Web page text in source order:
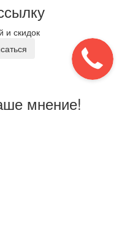
и скидок
мнение!